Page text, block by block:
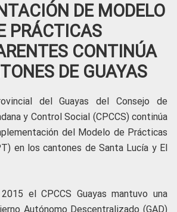
DE MODELO
PRÁCTICAS
CONTINÚA
DE GUAYAS
del Guayas del Consejo de
y Control Social (CPCCS) continúa
del Modelo de Prácticas
en los cantones de Santa Lucía y El
el CPCCS Guayas mantuvo una
Autónomo Descentralizado (GAD)